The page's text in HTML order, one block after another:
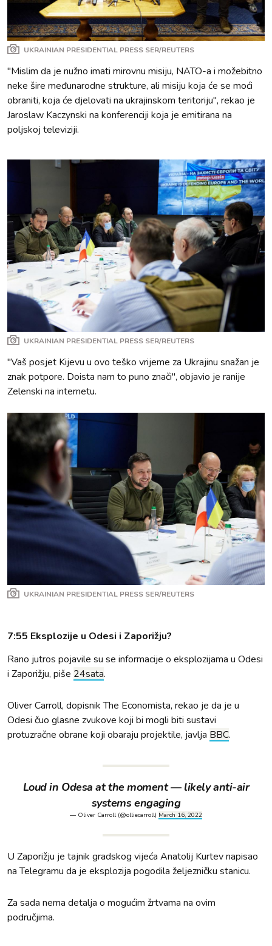
UKRAINIAN PRESIDENTIAL PRESS SER/REUTERS
"Mislim da je nužno imati mirovnu misiju, NATO-a i možebitno
neke šire međunarodne strukture, ali misiju koja će se moći
obraniti, koja će djelovati na ukrajinskom teritoriju", rekao je
Jaroslaw Kaczynski na konferenciji koja je emitirana na
poljskoj televiziji.
UKRAINIAN PRESIDENTIAL PRESS SER/REUTERS
"Vaš posjet Kijevu u ovo teško vrijeme za Ukrajinu snažan je
znak potpore. Doista nam to puno znači", objavio je ranije
Zelenski na internetu.
UKRAINIAN PRESIDENTIAL PRESS SER/REUTERS
7:55 Eksplozije u Odesi i Zaporižju?
Rano jutros pojavile su se informacije o eksplozijama u Odesi
i Zaporižju, piše 24sata.
Oliver Carroll, dopisnik The Economista, rekao je da je u
Odesi čuo glasne zvukove koji bi mogli biti sustavi
protuzračne obrane koji obaraju projektile, javlja BBC.
Loud in Odesa at the moment — likely anti-air
systems engaging
— Oliver Carroll (@olliecarroll) March 16, 2022
U Zaporižju je tajnik gradskog vijeća Anatolij Kurtev napisao
na Telegramu da je eksplozija pogodila željezničku stanicu.
Za sada nema detalja o mogućim žrtvama na ovim
područjima.